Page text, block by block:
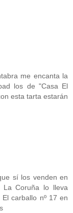
me encanta la
los de "Casa El
esta tarta estarán
sí los venden en
La Coruña lo lleva
carballo nº 17 en